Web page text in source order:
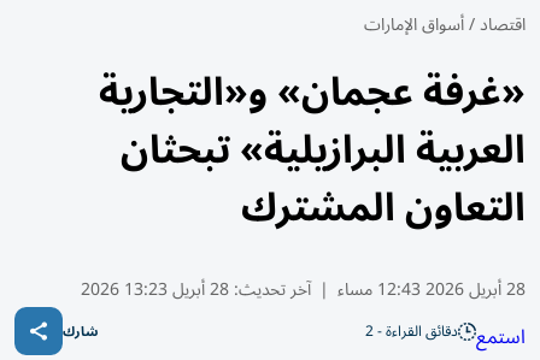
اقتصاد/أسواق الإمارات
«غرفة عجمان» و«التجارية
العربية البرازيلية» تبحثان
التعاون المشترك
28 أبريل 2026 12:43 مساء | آخر تحديث:28 أبريل 13:23 2026
استمع دقائق القراءة - 2 شارك